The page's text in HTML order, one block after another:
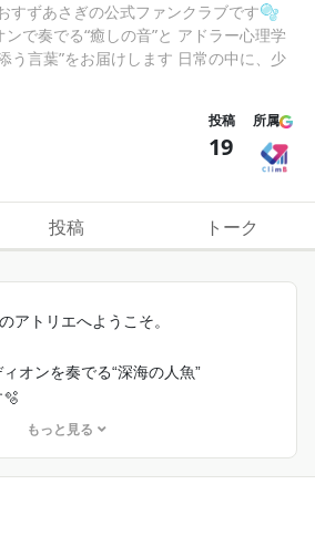
すずあさぎの公式ファンクラブです🫧
で奏でる“癒しの音”と アドラー心理学
う言葉”をお届けします 日常の中に、少
投稿
19
所属
投稿 トーク
アトリエへようこそ。
オンを奏でる“深海の人魚”
日も頑張れる力を音にのせて。」
で演奏や雑談をお届けしていま
もっと見る